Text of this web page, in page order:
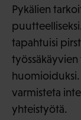
Pykälien
tapahtuisi
huomioiduksi.
varmisteta
yhteistyötä.